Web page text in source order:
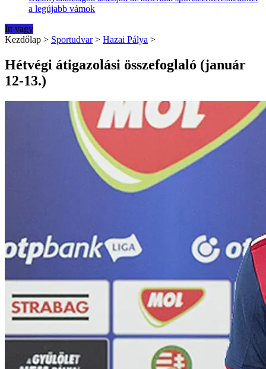
a legújabb vámok
Itt vagy
Kezdőlap > Sportudvar > Hazai Pálya >
Hétvégi átigazolási összefoglaló (január
12-13.)